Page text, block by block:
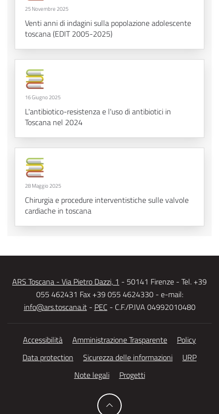
25 Novembre 2025
Venti anni di indagini sulla popolazione adolescente
toscana (EDIT 2005-2025)
16 Giugno 2025
L'antibiotico-resistenza e l'uso di antibiotici in
Toscana nel 2024
28 Maggio 2025
Chirurgia e procedure interventistiche sulle valvole
cardiache in toscana
ARS Toscana - Via Pietro Dazzi, 1 - 50141 Firenze - Tel. +39
055 462431 Fax +39 055 4624330 - e-mail:
info@ars.toscana.it- PEC - C.F./P.IVA 04992010480
Accessibilità Amministrazione Trasparente
Policy
Data protection
Sicurezza delle informazioni
URP
Note legali
Progetti